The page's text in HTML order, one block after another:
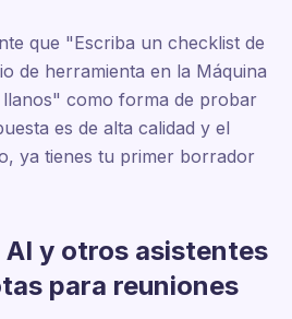
que "Escriba un checklist de
de herramienta en la Máquina
llanos" como forma de probar
es de alta calidad y el
ya tienes tu primer borrador
y otros asistentes
para reuniones